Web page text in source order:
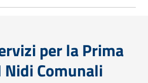
per la Prima
Comunali